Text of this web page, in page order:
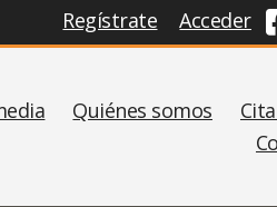
Regístrate Acceder
Quiénes somos